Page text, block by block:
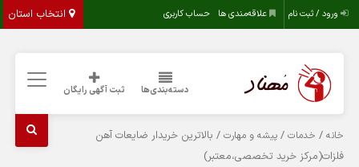
انتخاب استان ورود / ثبت نام علاقه‌مندی ها حساب کاربری
دسته‌بندی‌ها ثبت آگهی رایگان
خانه / خدمات /پیشه و مهارت / بالاترین خریدار ضایعات آهن
فلزات(مرکز خرید تخصصی،معتبر)